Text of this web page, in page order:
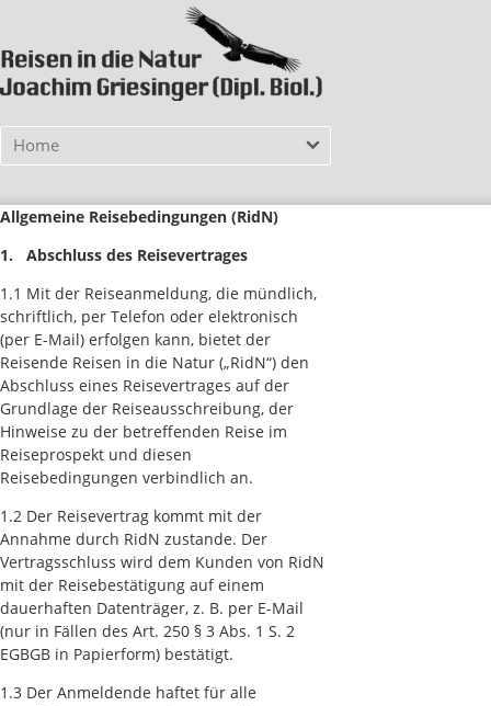
Home
Allgemeine Reisebedingungen (RidN)
1. Abschluss des Reisevertrages
1.1 Mit der Reiseanmeldung, die mündlich,
schriftlich, per Telefon oder elektronisch
(per E-Mail) erfolgen kann, bietet der
Reisende Reisen in die Natur („RidN“) den
Abschluss eines Reisevertrages auf der
Grundlage der Reiseausschreibung, der
Hinweise zu der betreffenden Reise im
Reiseprospekt und diesen
Reisebedingungen verbindlich an.
1.2 Der Reisevertrag kommt mit der
Annahme durch RidN zustande. Der
Vertragsschluss wird dem Kunden von RidN
mit der Reisebestätigung auf einem
dauerhaften Datenträger, z. B. per E-Mail
(nur in Fällen des Art. 250 § 3 Abs. 1 S. 2
EGBGB in Papierform) bestätigt.
1.3 Der Anmeldende haftet für alle